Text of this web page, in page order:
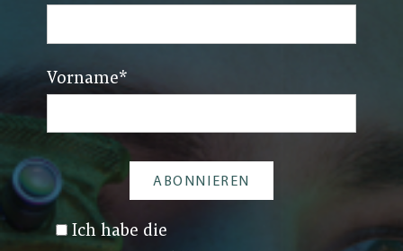
Vorname*
Ich habe die